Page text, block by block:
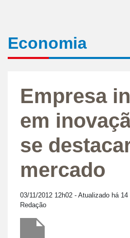
Economia
Empresa
em
se
mercado
03/11/2012 12h02 - Atualizado há 14
Redação